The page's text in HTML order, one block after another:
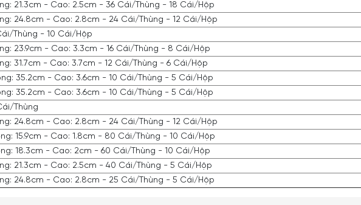
21.3cm - Cao: 2.5cm - 36 Cái/Thùng - 18 Cái/Hộp
24.8cm - Cao: 2.8cm - 24 Cái/Thùng - 12 Cái/Hộp
Thùng - 10 Cái/Hộp
23.9cm - Cao: 3.3cm - 16 Cái/Thùng - 8 Cái/Hộp
31.7cm - Cao: 3.7cm - 12 Cái/Thùng - 6 Cái/Hộp
35.2cm - Cao: 3.6cm - 10 Cái/Thùng - 5 Cái/Hộp
35.2cm - Cao: 3.6cm - 10 Cái/Thùng - 5 Cái/Hộp
Thùng
24.8cm - Cao: 2.8cm - 24 Cái/Thùng - 12 Cái/Hộp
15.9cm - Cao: 1.8cm - 80 Cái/Thùng - 10 Cái/Hộp
18.3cm - Cao: 2cm - 60 Cái/Thùng - 10 Cái/Hộp
21.3cm - Cao: 2.5cm - 40 Cái/Thùng - 5 Cái/Hộp
24.8cm - Cao: 2.8cm - 25 Cái/Thùng - 5 Cái/Hộp